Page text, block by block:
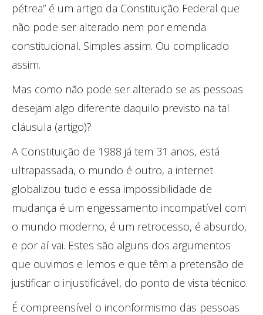
pétrea” é um artigo da Constituição Federal que
não pode ser alterado nem por emenda
constitucional. Simples assim. Ou complicado
assim.
Mas como não pode ser alterado se as pessoas
desejam algo diferente daquilo previsto na tal
cláusula (artigo)?
A Constituição de 1988 já tem 31 anos, está
ultrapassada, o mundo é outro, a internet
globalizou tudo e essa impossibilidade de
mudança é um engessamento incompatível com
o mundo moderno, é um retrocesso, é absurdo,
e por aí vai. Estes são alguns dos argumentos
que ouvimos e lemos e que têm a pretensão de
justificar o injustificável, do ponto de vista técnico.
É compreensível o inconformismo das pessoas